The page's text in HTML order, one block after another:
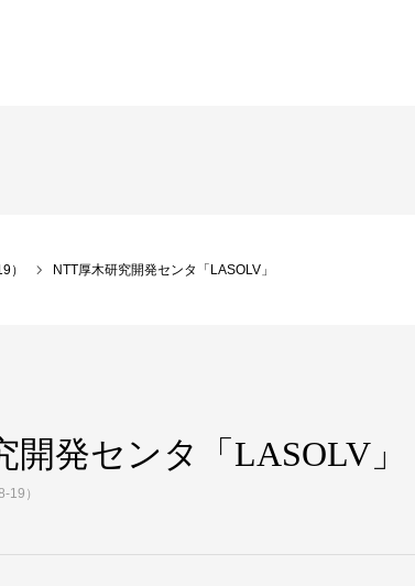
） NTT厚木研究開発センタ「LASOLV」
開発センタ「LASOLV」
19）